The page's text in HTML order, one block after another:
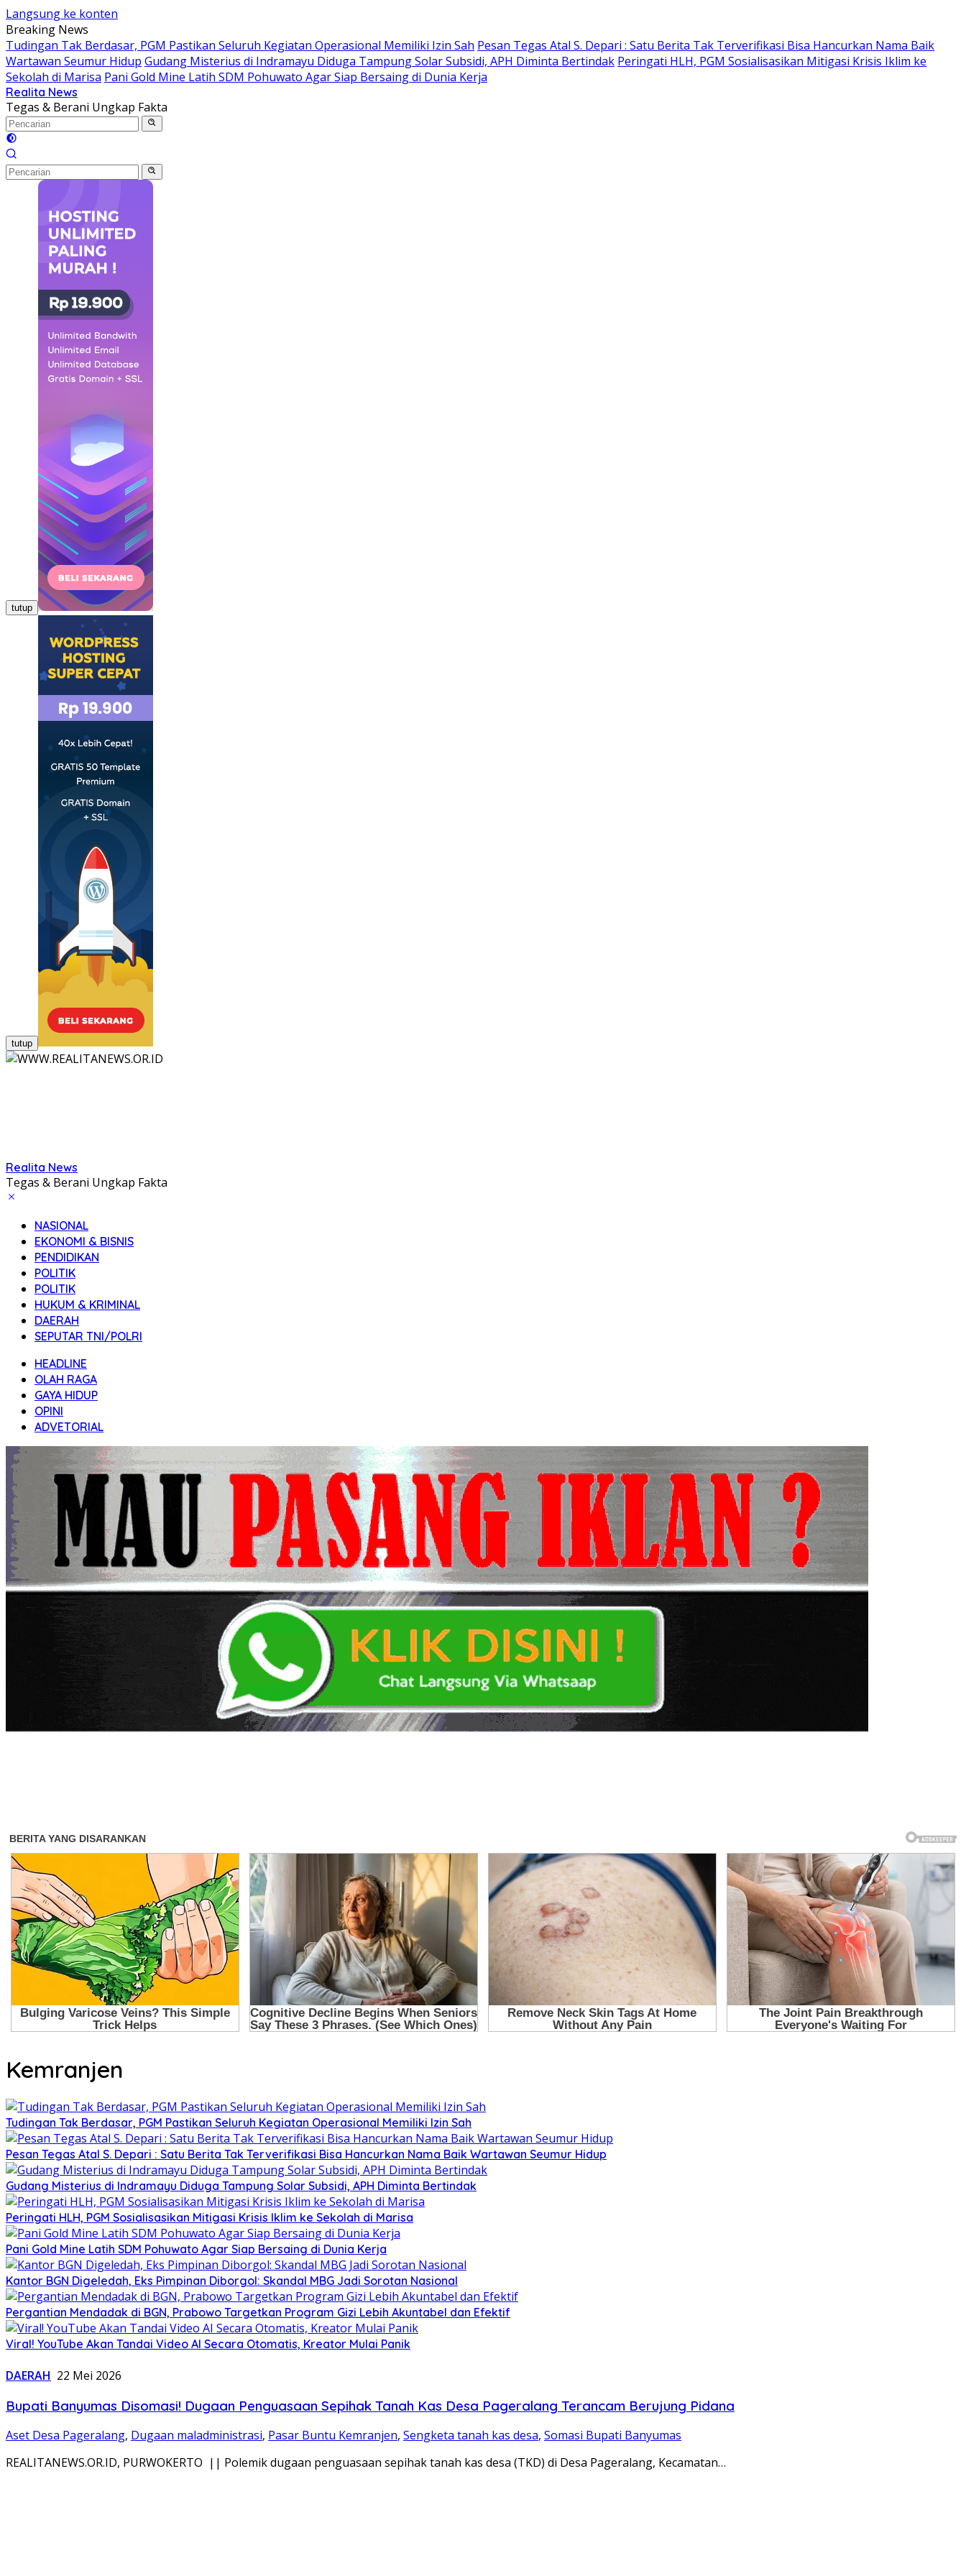
Langsung ke konten
Breaking News
Tudingan Tak Berdasar, PGM Pastikan Seluruh Kegiatan Operasional Memiliki Izin Sah Pesan Tegas Atal S. Depari : Satu Berita Tak Terverifikasi Bisa Hancurkan Nama Baik
Wartawan Seumur Hidup Gudang Misterius di Indramayu Diduga Tampung Solar Subsidi, APH Diminta Bertindak Peringati HLH, PGM Sosialisasikan Mitigasi Krisis Iklim ke
Sekolah di Marisa Pani Gold Mine Latih SDM Pohuwato Agar Siap Bersaing di Dunia Kerja
Realita News
Tegas & Berani Ungkap Fakta
tutup
tutup
Realita News
Tegas & Berani Ungkap Fakta
NASIONAL
EKONOMI & BISNIS
PENDIDIKAN
POLITIK
POLITIK
HUKUM & KRIMINAL
DAERAH
SEPUTAR TNI/POLRI
HEADLINE
OLAH RAGA
GAYA HIDUP
OPINI
ADVETORIAL
Kemranjen
Tudingan Tak Berdasar, PGM Pastikan Seluruh Kegiatan Operasional Memiliki Izin Sah
Pesan Tegas Atal S. Depari : Satu Berita Tak Terverifikasi Bisa Hancurkan Nama Baik Wartawan Seumur Hidup
Gudang Misterius di Indramayu Diduga Tampung Solar Subsidi, APH Diminta Bertindak
Peringati HLH, PGM Sosialisasikan Mitigasi Krisis Iklim ke Sekolah di Marisa
Pani Gold Mine Latih SDM Pohuwato Agar Siap Bersaing di Dunia Kerja
Kantor BGN Digeledah, Eks Pimpinan Diborgol: Skandal MBG Jadi Sorotan Nasional
Pergantian Mendadak di BGN, Prabowo Targetkan Program Gizi Lebih Akuntabel dan Efektif
Viral! YouTube Akan Tandai Video AI Secara Otomatis, Kreator Mulai Panik
DAERAH 22 Mei 2026
Bupati Banyumas Disomasi! Dugaan Penguasaan Sepihak Tanah Kas Desa Pageralang Terancam Berujung Pidana
Aset Desa Pageralang, Dugaan maladministrasi, Pasar Buntu Kemranjen, Sengketa tanah kas desa, Somasi Bupati Banyumas
REALITANEWS.OR.ID, PURWOKERTO || Polemik dugaan penguasaan sepihak tanah kas desa (TKD) di Desa Pageralang, Kecamatan…